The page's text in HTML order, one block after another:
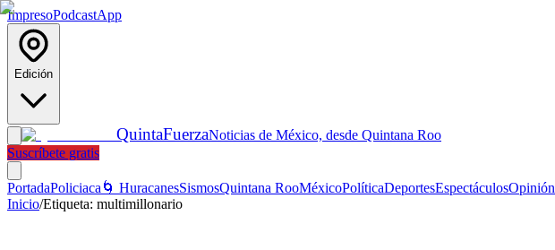
ImpresoPodcastApp
Edición
QuintaFuerzaNoticias de México, desde Quintana Roo
Suscríbete gratis
PortadaPoliciaca 🌀 HuracanesSismosQuintana RooMéxicoPolíticaDeportesEspectáculosOpinión
Inicio/Etiqueta: multimillonario